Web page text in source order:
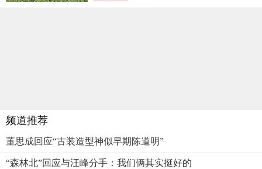
频道推荐
董思成回应“古装造型神似早期陈道明”
“森林北”回应与汪峰分手：我们俩其实挺好的